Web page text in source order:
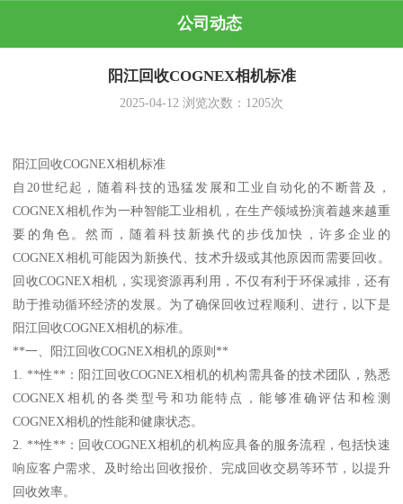
公司动态
阳江回收COGNEX相机标准
2025-04-12 浏览次数： 1205次
阳江回收COGNEX相机标准
自20世纪起，随着科技的迅猛发展和工业自动化的不断普及，
COGNEX相机作为一种智能工业相机，在生产领域扮演着越来越重
要的角色。然而，随着科技新换代的步伐加快，许多企业的
COGNEX相机可能因为新换代、技术升级或其他原因而需要回收。
回收COGNEX相机，实现资源再利用，不仅有利于环保减排，还有
助于推动循环经济的发展。为了确保回收过程顺利、进行，以下是
阳江回收COGNEX相机的标准。
**一、阳江回收COGNEX相机的原则**
1. **性**：阳江回收COGNEX相机的机构需具备的技术团队，熟悉
COGNEX相机的各类型号和功能特点，能够准确评估和检测
COGNEX相机的性能和健康状态。
2. **性**：回收COGNEX相机的机构应具备的服务流程，包括快速
响应客户需求、及时给出回收报价、完成回收交易等环节，以提升
回收效率。